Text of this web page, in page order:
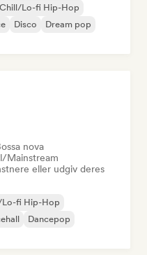
Chill/Lo-fi Hip-Hop
Disco
Dream pop
nova
Mainstream
eller udgiv deres
fi Hip-Hop
Dancepop